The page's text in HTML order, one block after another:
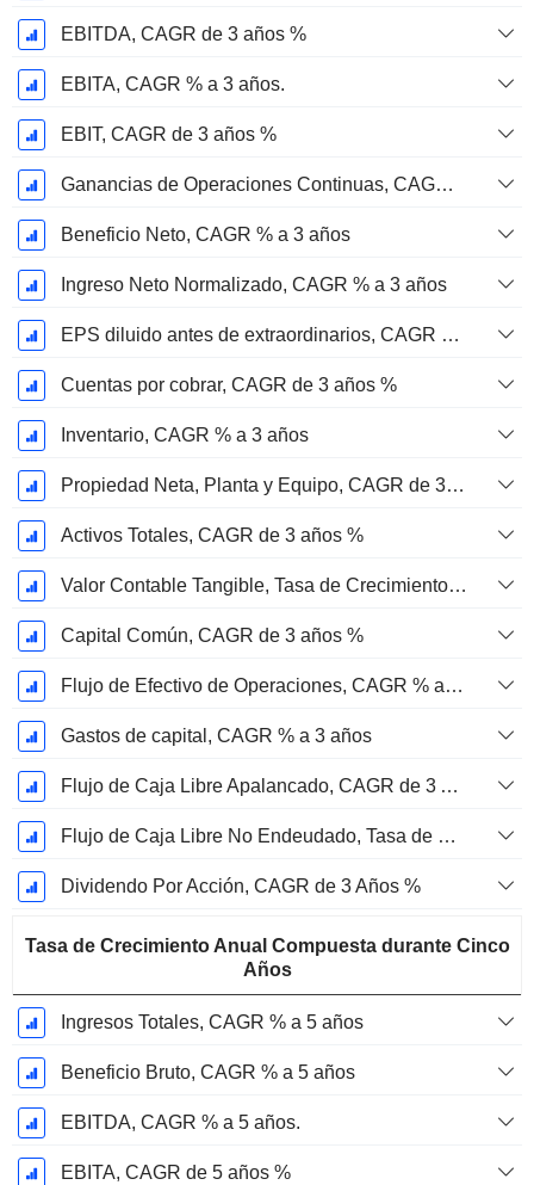
EBITDA, CAGR de 3 años %
EBITA, CAGR % a 3 años.
EBIT, CAGR de 3 años %
Ganancias de Operaciones Continuas, CAGR de 3 Años %
Beneficio Neto, CAGR % a 3 años
Ingreso Neto Normalizado, CAGR % a 3 años
EPS diluido antes de extraordinarios, CAGR de 3 años %
Cuentas por cobrar, CAGR de 3 años %
Inventario, CAGR % a 3 años
Propiedad Neta, Planta y Equipo, CAGR de 3 Años %
Activos Totales, CAGR de 3 años %
Valor Contable Tangible, Tasa de Crecimiento Anual Compuesta de 3 Años %
Capital Común, CAGR de 3 años %
Flujo de Efectivo de Operaciones, CAGR % a 3 años
Gastos de capital, CAGR % a 3 años
Flujo de Caja Libre Apalancado, CAGR de 3 Años %
Flujo de Caja Libre No Endeudado, Tasa de Crecimiento Anual Compuesta de 3 Años %
Dividendo Por Acción, CAGR de 3 Años %
Tasa de Crecimiento Anual Compuesta durante Cinco
Años
Ingresos Totales, CAGR % a 5 años
Beneficio Bruto, CAGR % a 5 años
EBITDA, CAGR % a 5 años.
EBITA, CAGR de 5 años %